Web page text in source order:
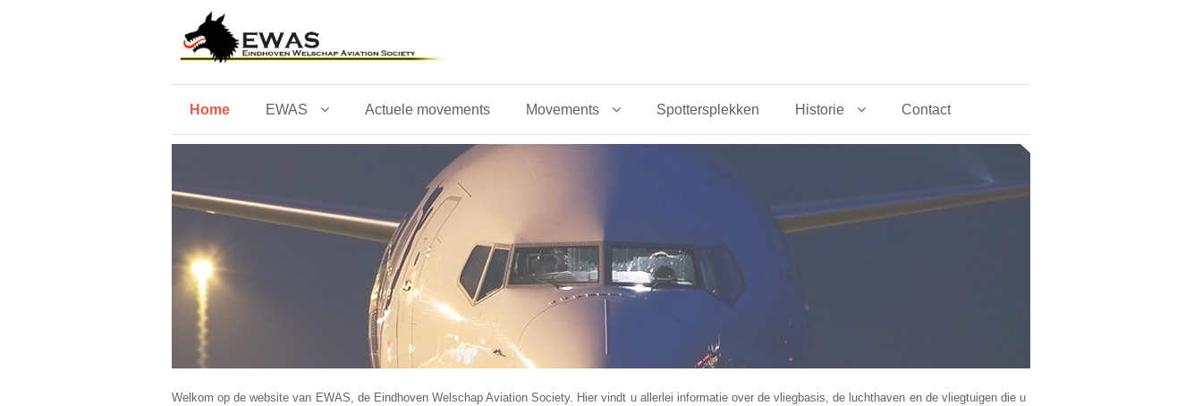
Home EWAS Actuele movements Movements Spottersplekken Historie Contact
Welkom op de website van EWAS, de Eindhoven Welschap Aviation Society. Hier vindt u allerlei informatie over de vliegbasis, de luchthaven en de vliegtuigen die u